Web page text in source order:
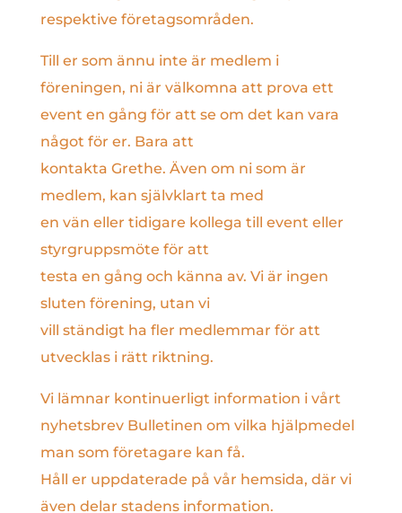
respektive företagsområden.
Till er som ännu inte är medlem i
föreningen, ni är välkomna att prova ett
event en gång för att se om det kan vara
något för er. Bara att
kontakta Grethe. Även om ni som är
medlem, kan självklart ta med
en vän eller tidigare kollega till event eller
styrgruppsmöte för att
testa en gång och känna av. Vi är ingen
sluten förening, utan vi
vill ständigt ha fler medlemmar för att
utvecklas i rätt riktning.
Vi lämnar kontinuerligt information i vårt
nyhetsbrev Bulletinen om vilka hjälpmedel
man som företagare kan få.
Håll er uppdaterade på vår hemsida, där vi
även delar stadens information.